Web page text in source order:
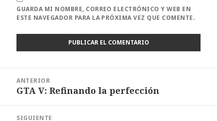
GUARDA MI NOMBRE, CORREO ELECTRÓNICO Y WEB EN
ESTE NAVEGADOR PARA LA PRÓXIMA VEZ QUE COMENTE.
entradas
ANTERIOR
Entrada
GTA V: Refinando la perfección
SIGUIENTE